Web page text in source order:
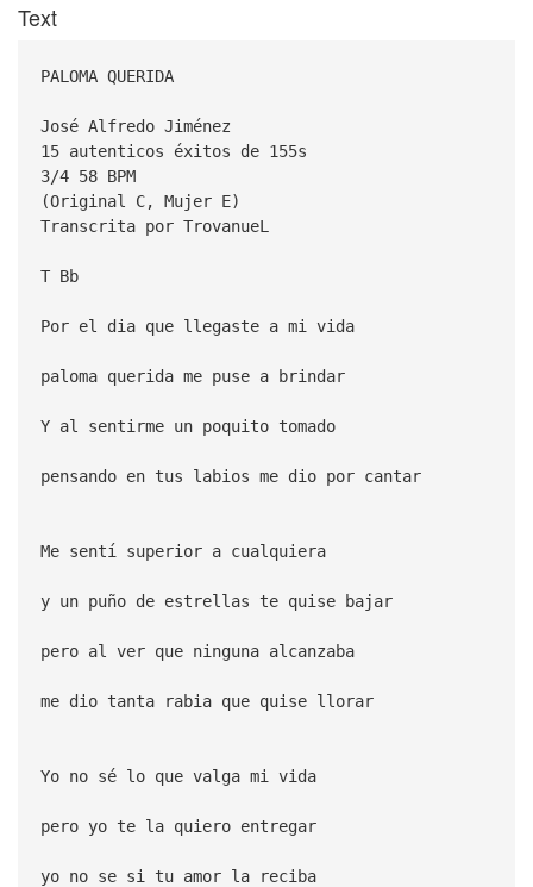
Text
PALOMA QUERIDA
José Alfredo Jiménez
15 autenticos éxitos de 155s
3/4 58 BPM
(Original C, Mujer E)
Transcrita por TrovanueL
T Bb
Por el dia que llegaste a mi vida
paloma querida me puse a brindar
Y al sentirme un poquito tomado
pensando en tus labios me dio por cantar
Me sentí superior a cualquiera
y un puño de estrellas te quise bajar
pero al ver que ninguna alcanzaba
me dio tanta rabia que quise llorar
Yo no sé lo que valga mi vida
pero yo te la quiero entregar
yo no se si tu amor la reciba